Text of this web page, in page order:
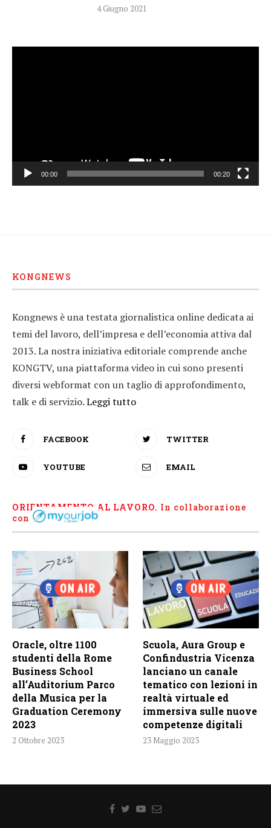
4 Giugno 2021
00:00 00:20
KONGNEWS
Kongnews è una testata giornalistica online dedicata ai
temi del lavoro, dell’impresa e dell’economia attiva dal
2013. La nostra iniziativa editoriale comprende anche
KONGTV, una piattaforma video in cui sono presenti
diversi webformat con un taglio di approfondimento,
talk e di servizio.Leggi tutto
FACEBOOK TWITTER
YOUTUBE EMAIL
ORIENTAMENTO AL LAVORO. In collaborazione
con
Oracle, oltre 1100
studenti della Rome
Business School
all’Auditorium Parco
della Musica per la
Graduation Ceremony
2023
2 Ottobre 2023
Scuola, Aura Group e
Confindustria Vicenza
lanciano un canale
tematico con lezioni in
realtà virtuale ed
immersiva sulle nuove
competenze digitali
23 Maggio 2023